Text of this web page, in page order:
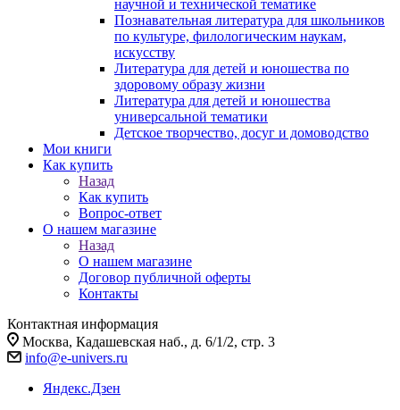
научной и технической тематике
Познавательная литература для школьников
по культуре, филологическим наукам,
искусству
Литература для детей и юношества по
здоровому образу жизни
Литература для детей и юношества
универсальной тематики
Детское творчество, досуг и домоводство
Мои книги
Как купить
Назад
Как купить
Вопрос-ответ
О нашем магазине
Назад
О нашем магазине
Договор публичной оферты
Контакты
Контактная информация
Москва, Кадашевская наб., д. 6/1/2, стр. 3
info@e-univers.ru
Яндекс.Дзен